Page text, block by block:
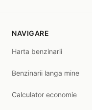
NAVIGARE
Harta benzinarii
Benzinarii langa mine
Calculator economie